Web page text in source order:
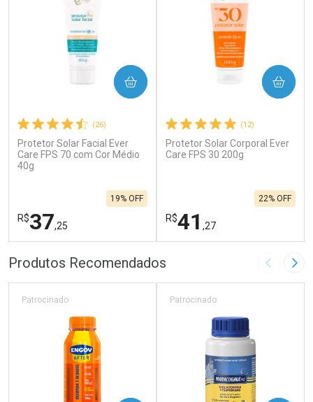
(26)
Protetor Solar Facial Ever
Care FPS 70 com Cor Médio
40g
R$37,25
19% OFF
COMPRAR
FECHAR
Laboratório
FECHAR
Por Menos
(12)
Protetor Solar Corporal Ever
Care FPS 30 200g
R$41 ,27
22% OFF
COMPRAR
Laboratório
Por Menos
Produtos Recomendados Imagem
Patrocinado Patrocinado